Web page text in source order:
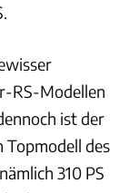
RS-Modellen
ist der
Topmodell des
310 PS